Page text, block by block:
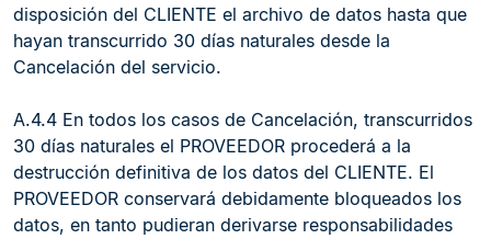
disposición del CLIENTE el archivo de datos hasta que
hayan transcurrido 30 días naturales desde la
Cancelación del servicio.
A.4.4 En todos los casos de Cancelación, transcurridos
30 días naturales el PROVEEDOR procederá a la
destrucción definitiva de los datos del CLIENTE. El
PROVEEDOR conservará debidamente bloqueados los
datos, en tanto pudieran derivarse responsabilidades